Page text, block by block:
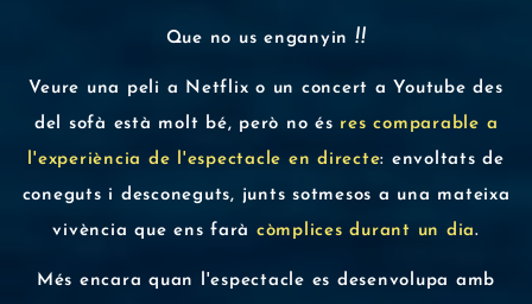
Que no us enganyin !!
Veure una peli a Netflix o un concert a Youtube des
del sofà està molt bé, però no és res comparable a
l'experiència de l'espectacle en directe: envoltats de
coneguts i desconeguts, junts sotmesos a una mateixa
vivència que ens farà còmplices durant un dia.
Més encara quan l'espectacle es desenvolupa amb